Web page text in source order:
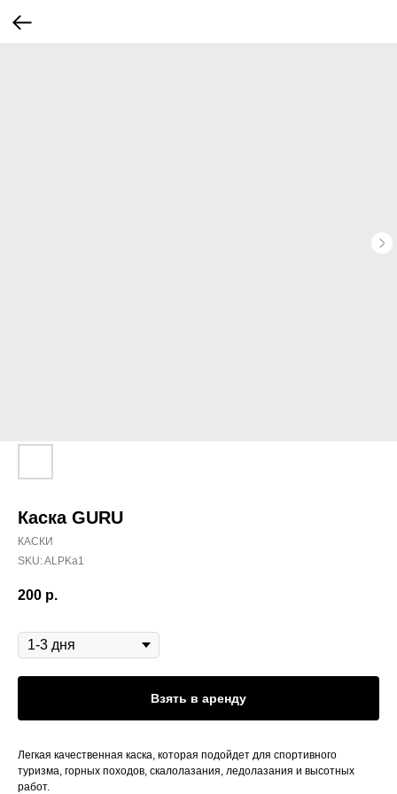
Каска GURU
КАСКИ
SKU:ALPKa1
200 р.
Взять в аренду
Легкая качественная каска, которая подойдет для спортивного
туризма, горных походов, скалолазания, ледолазания и высотных
работ.